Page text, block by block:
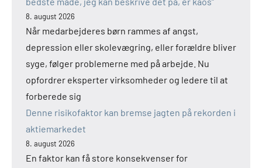
8. august 2026
Når medarbejderes børn rammes af angst,
depression eller skolevægring, eller forældre bliver
syge, følger problemerne med på arbejde. Nu
opfordrer eksperter virksomheder og ledere til at
forberede sig
Denne risikofaktor kan bremse jagten på rekorden i
aktiemarkedet
8. august 2026
En faktor kan få store konsekvenser for